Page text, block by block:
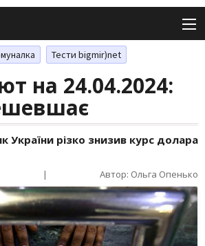
Тести bigmir)net
на 24.04.2024:
України різко знизив курс долара
| Автор: Ольга Опенько